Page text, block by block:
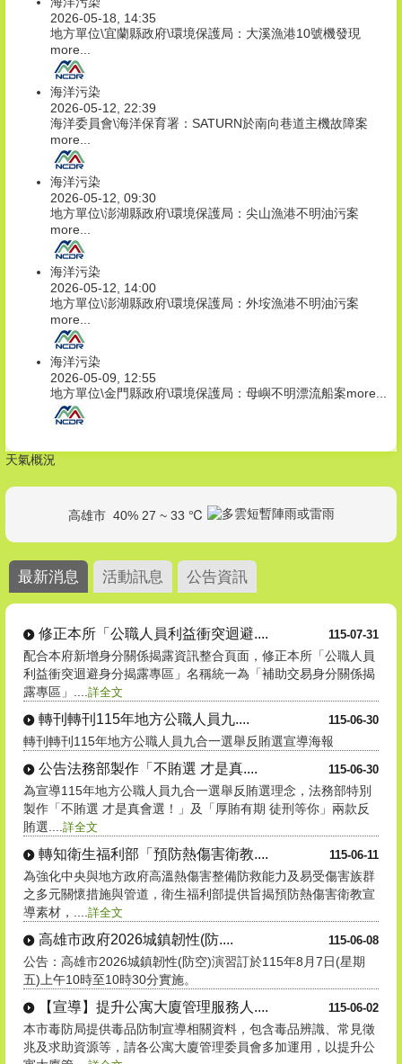
2026-05-18, 14:35
地方單位\宜蘭縣政府\環境保護局：大溪漁港10號機發現
more...
海洋污染
2026-05-12, 22:39
海洋委員會\海洋保育署：SATURN於南向巷道主機故障案
more...
海洋污染
2026-05-12, 09:30
地方單位\澎湖縣政府\環境保護局：尖山漁港不明油污案
more...
海洋污染
2026-05-12, 14:00
地方單位\澎湖縣政府\環境保護局：外垵漁港不明油污案
more...
海洋污染
2026-05-09, 12:55
地方單位\金門縣政府\環境保護局：母嶼不明漂流船案more...
天氣概況
高雄市 40% 27 ~ 33 ℃
最新消息 活動訊息 公告資訊
115-07-31
修正本所「公職人員利益衝突迴避....
配合本府新增身分關係揭露資訊整合頁面，修正本所「公職人員
利益衝突迴避身分揭露專區」名稱統一為「補助交易身分關係揭
露專區」.... 詳全文
115-06-30
轉刊轉刊115年地方公職人員九....
轉刊轉刊115年地方公職人員九合一選舉反賄選宣導海報
115-06-30
公告法務部製作「不賄選 才是真....
為宣導115年地方公職人員九合一選舉反賄選理念，法務部特別
製作「不賄選 才是真會選！」及「厚賄有期 徒刑等你」兩款反
賄選.... 詳全文
115-06-11
轉知衛生福利部「預防熱傷害衛教....
為強化中央與地方政府高溫熱傷害整備防救能力及易受傷害族群
之多元關懷措施與管道，衛生福利部提供旨揭預防熱傷害衛教宣
導素材，.... 詳全文
115-06-08
高雄市政府2026城鎮韌性(防....
公告：高雄市2026城鎮韌性(防空)演習訂於115年8月7日(星期
五)上午10時至10時30分實施。
115-06-02
【宣導】提升公寓大廈管理服務人....
本市毒防局提供毒品防制宣導相關資料，包含毒品辨識、常見徵
兆及求助資源等，請各公寓大廈管理委員會多加運用，以提升公